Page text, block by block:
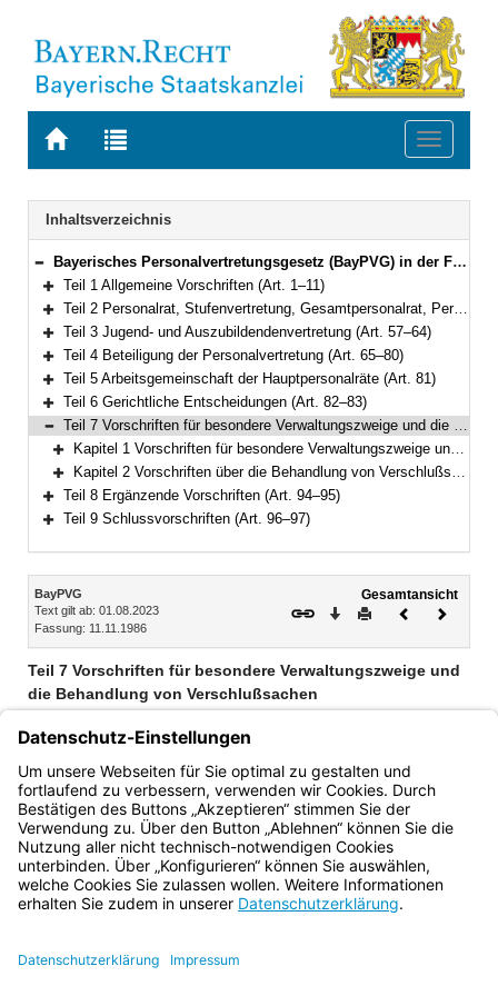
Zur
BAYERN.RECHT
Zur
letzten
Suche
Toggle
Navigation
Inhaltsverzeichnis
Bereich reduzieren
Bayerisches Personalvertretungsgesetz (BayPVG) in der Fassung der Bekanntmachung vom 11. November 1986 (GVBl. S. 349) BayRS 2035-1-F (Art. 1–97)
Bereich erweitern
Teil 1 Allgemeine Vorschriften (Art. 1–11)
Bereich erweitern
Teil 2 Personalrat, Stufenvertretung, Gesamtpersonalrat, Personalversammlung (Art. 12–56)
Bereich erweitern
Teil 3 Jugend- und Auszubildendenvertretung (Art. 57–64)
Bereich erweitern
Teil 4 Beteiligung der Personalvertretung (Art. 65–80)
Bereich erweitern
Teil 5 Arbeitsgemeinschaft der Hauptpersonalräte (Art. 81)
Bereich erweitern
Teil 6 Gerichtliche Entscheidungen (Art. 82–83)
Bereich reduzieren
Teil 7 Vorschriften für besondere Verwaltungszweige und die Behandlung von Verschlußsachen (Art. 84–93)
Bereich erweitern
Kapitel 1 Vorschriften für besondere Verwaltungszweige und für den Bayerischen Rundfunk (Art. 84–92)
Bereich erweitern
Kapitel 2 Vorschriften über die Behandlung von Verschlußsachen (Art. 93)
Bereich erweitern
Teil 8 Ergänzende Vorschriften (Art. 94–95)
Teil 9 Schlussvorschriften (Art. 96–97)
Inhalt
BayPVG
Text gilt ab: 01.08.2023
Fassung: 11.11.1986
Gesamtansicht
Download
DruckenVorheriges
Teil 7 Vorschriften für besondere Verwaltungszweige und
die Behandlung von Verschlußsachen
Kapitel 1 Vorschriften für besondere Verwaltungszweige und für
den Bayerischen Rundfunk (Art. 84–92)
Kapitel 2 Vorschriften über die Behandlung von
Verschlußsachen (Art. 93)
Bayern.de
BayernPortal
Impressum